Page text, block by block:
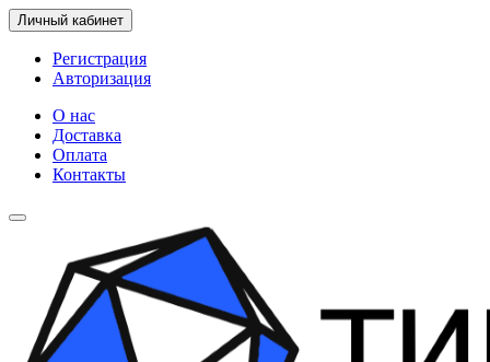
Личный кабинет
Регистрация
Авторизация
О нас
Доставка
Оплата
Контакты